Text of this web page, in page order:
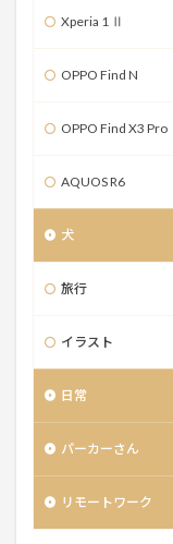
Xperia 1 Ⅱ
OPPO Find N
OPPO Find X3 Pro
AQUOS R6
犬
旅行
イラスト
日常
パーカーさん
リモートワーク